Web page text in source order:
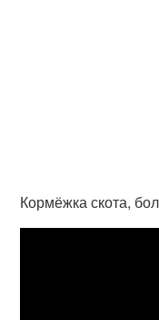
Кормёжка скота,